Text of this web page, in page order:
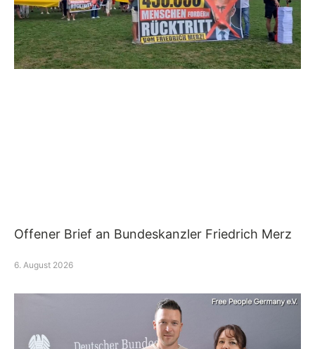
Offener Brief an Bundeskanzler Friedrich Merz
6. August 2026